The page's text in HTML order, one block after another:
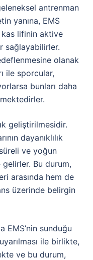
antrenman
yanına, EMS
kas lifinin aktive
sağlayabilirler.
olanak
ile sporcular,
bunları daha
geliştirilmesidir.
dayanıklılık
ve yoğun
Bu durum,
arasında hem de
üzerinde belirgin
EMS’nin sunduğu
ile birlikte,
ve bu durum,